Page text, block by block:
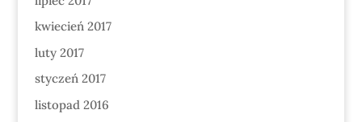
kwiecień 2017
luty 2017
styczeń 2017
listopad 2016